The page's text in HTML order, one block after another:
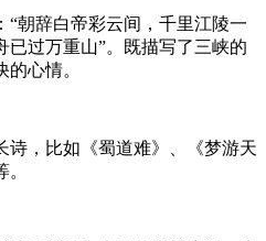
“朝辞白帝彩云间，千里江陵一
已过万重山”。既描写了三峡的
心情。
诗，比如《蜀道难》、《梦游天